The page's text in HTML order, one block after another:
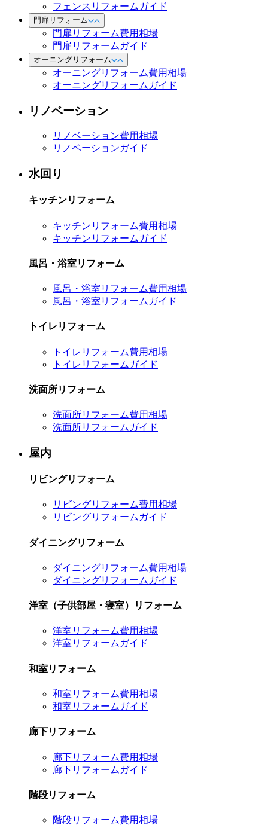
フェンスリフォームガイド
門扉リフォーム
門扉リフォーム費用相場
門扉リフォームガイド
オーニングリフォーム
オーニングリフォーム費用相場
オーニングリフォームガイド
リノベーション
リノベーション費用相場
リノベーションガイド
水回り
キッチンリフォーム
キッチンリフォーム費用相場
キッチンリフォームガイド
風呂・浴室リフォーム
風呂・浴室リフォーム費用相場
風呂・浴室リフォームガイド
トイレリフォーム
トイレリフォーム費用相場
トイレリフォームガイド
洗面所リフォーム
洗面所リフォーム費用相場
洗面所リフォームガイド
屋内
リビングリフォーム
リビングリフォーム費用相場
リビングリフォームガイド
ダイニングリフォーム
ダイニングリフォーム費用相場
ダイニングリフォームガイド
洋室（子供部屋・寝室）リフォーム
洋室リフォーム費用相場
洋室リフォームガイド
和室リフォーム
和室リフォーム費用相場
和室リフォームガイド
廊下リフォーム
廊下リフォーム費用相場
廊下リフォームガイド
階段リフォーム
階段リフォーム費用相場